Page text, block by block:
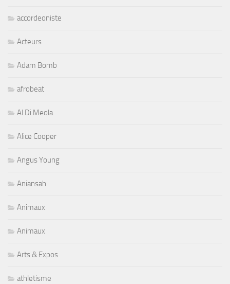
accordeoniste
Acteurs
Adam Bomb
afrobeat
Al Di Meola
Alice Cooper
Angus Young
Aniansah
Animaux
Animaux
Arts & Expos
athletisme